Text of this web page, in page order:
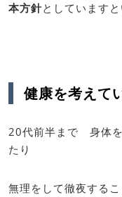
本方針としています
健康を考えて
20代前半まで 身体を
たり
無理をして徹夜する